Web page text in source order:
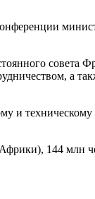
совета
а
и техническому
144 млн